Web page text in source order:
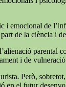
i emocional de
de la ciència i
i de
Però,
en el futur